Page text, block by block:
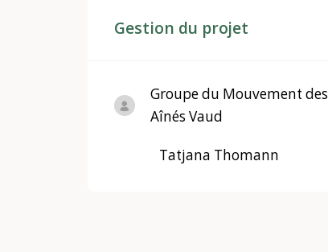
Gestion du projet
Groupe du Mouvement des
Aînés Vaud
Tatjana Thomann